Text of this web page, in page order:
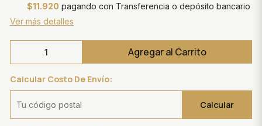
$11.920 pagando con Transferencia o depósito bancario
Ver más detalles
Agregar al Carrito
Calcular Costo De Envío:
Calcular